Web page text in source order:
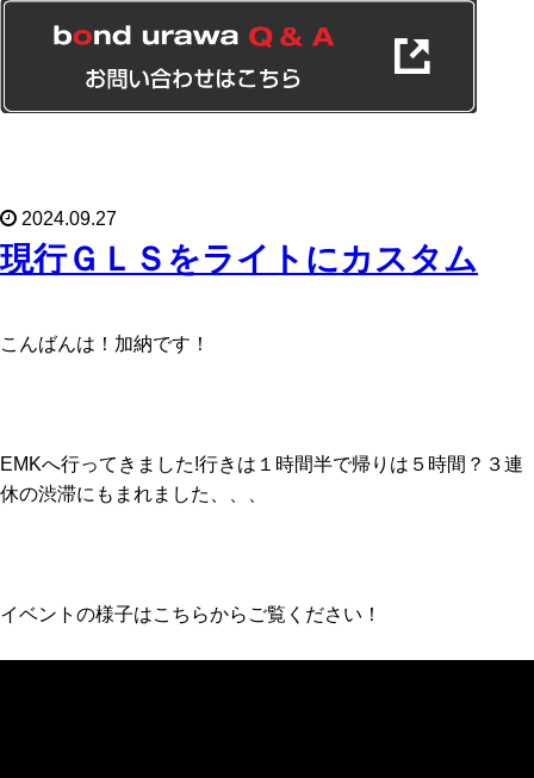
2024.09.27
現行ＧＬＳをライトにカスタム
こんばんは！加納です！
EMKへ行ってきました!行きは１時間半で帰りは５時間？３連
休の渋滞にもまれました、、、
イベントの様子はこちらからご覧ください！